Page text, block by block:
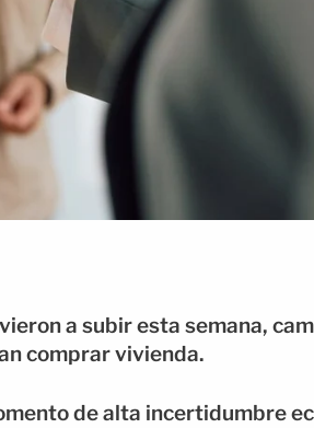
a subir esta semana,
comprar vivienda.
de alta incertidumbre